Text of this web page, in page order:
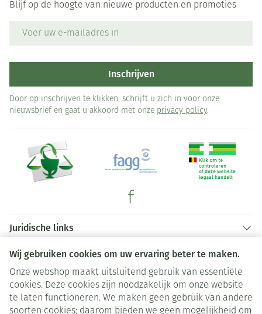
Wij gebruiken cookies om uw ervaring beter te maken.
Onze webshop maakt uitsluitend gebruik van essentiële
cookies. Deze cookies zijn noodzakelijk om onze website
te laten functioneren. We maken geen gebruik van andere
soorten cookies; daarom bieden we geen mogelijkheid om
Blijf op de hoogte van nieuwe producten en promoties
Inschrijven
Door op inschrijven te klikken, schrijft u zich in voor onze
nieuwsbrief en gaat u akkoord met onze privacy policy.
Juridische links